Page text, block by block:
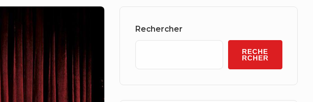
Widget
Rechercher
RECHE
RCHER